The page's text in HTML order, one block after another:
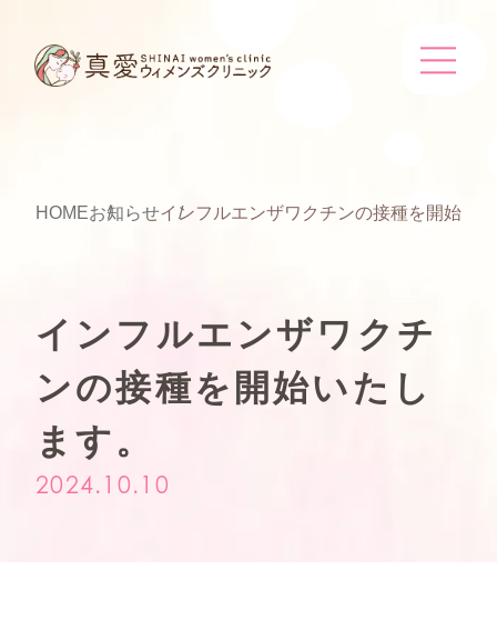
HOMEお知らせインフルエンザワクチンの接種を開始い
インフルエンザワクチ
ンの接種を開始いたし
ます。
2024.10.10